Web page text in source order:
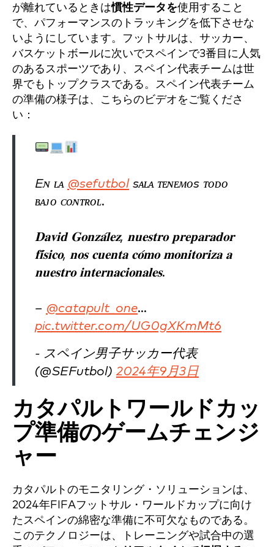
が離れているときは慣性データを使用すること
で、パフォーマンスのトラッキングを低下させな
いようにしています。フットサルは、サッカー、
バスケットボールに次いでスペインで3番目に人気
のあるスポーツであり、スペイン代表チームは世
界でもトップクラスである。スペイン代表チーム
の準備の様子は、こちらのビデオをご覧くださ
い：
Eɴ ʟᴀ @sefutbol sᴀʟᴀ ᴛᴇɴᴇᴍᴏs ᴛᴏᴅᴏ
ʙᴀᴊᴏ ᴄᴏɴᴛʀᴏʟ.
𝐃𝐚𝐯𝐢𝐝 𝐆𝐨𝐧𝐳𝐚́𝐥𝐞𝐳, 𝐧𝐮𝐞𝐬𝐭𝐫𝐨 𝐩𝐫𝐞𝐩𝐚𝐫𝐚𝐝𝐨𝐫
𝐟𝐢́𝐬𝐢𝐜𝐨, 𝐧𝐨𝐬 𝐜𝐮𝐞𝐧𝐭𝐚 𝐜𝐨́𝐦𝐨 𝐦𝐨𝐧𝐢𝐭𝐨𝐫𝐢𝐳𝐚 𝐚
𝐧𝐮𝐞𝐬𝐭𝐫𝐨 𝐢𝐧𝐭𝐞𝐫𝐧𝐚𝐜𝐢𝐨𝐧𝐚𝐥𝐞𝐬.
– @catapult_one…
pic.twitter.com/UG0gXKmMt6
- スペイン男子サッカー代表
(@SEFutbol) 2024年9月3日
カタパルトワールドカッ
プ準備のゲームチェンジ
ャー
カタパルトのモニタリング・ソリューションは、
2024年FIFAフットサル・ワールドカップに向け
たスペインの綿密な準備に不可欠なものである。
このテクノロジーは、トレーニングや試合中の選